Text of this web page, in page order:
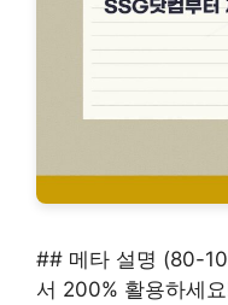
## 메타 설명 (80-
서 200% 활용하세